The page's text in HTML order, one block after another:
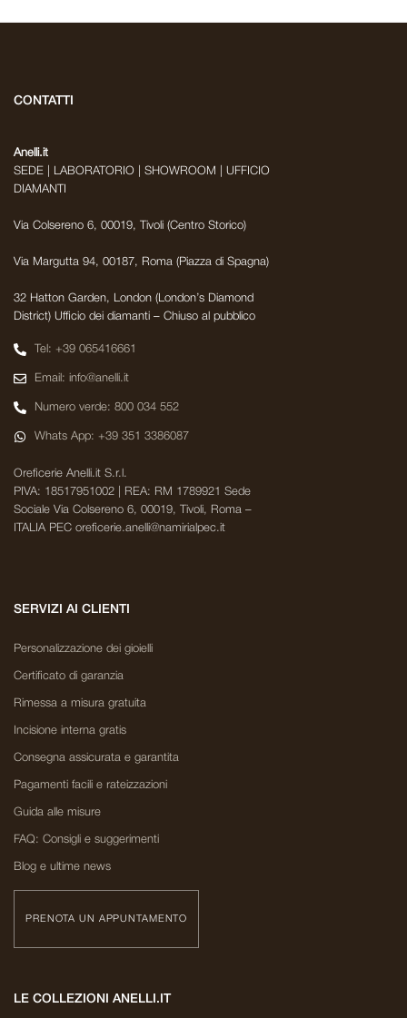
CONTATTI
Anelli.it
SEDE | LABORATORIO | SHOWROOM | UFFICIO
DIAMANTI
Via Colsereno 6, 00019, Tivoli (Centro Storico)
Via Margutta 94, 00187, Roma (Piazza di Spagna)
32 Hatton Garden, London (London’s Diamond
District) Ufficio dei diamanti – Chiuso al pubblico
Tel: +39 065416661
Email: info@anelli.it
Numero verde: 800 034 552
Whats App: +39 351 3386087
Oreficerie Anelli.it S.r.l.
PIVA: 18517951002 | REA: RM 1789921 Sede
Sociale Via Colsereno 6, 00019, Tivoli, Roma –
ITALIA PEC oreficerie.anelli@namirialpec.it
SERVIZI AI CLIENTI
Personalizzazione dei gioielli
Certificato di garanzia
Rimessa a misura gratuita
Incisione interna gratis
Consegna assicurata e garantita
Pagamenti facili e rateizzazioni
Guida alle misure
FAQ: Consigli e suggerimenti
Blog e ultime news
PRENOTA UN APPUNTAMENTO
LE COLLEZIONI ANELLI.IT